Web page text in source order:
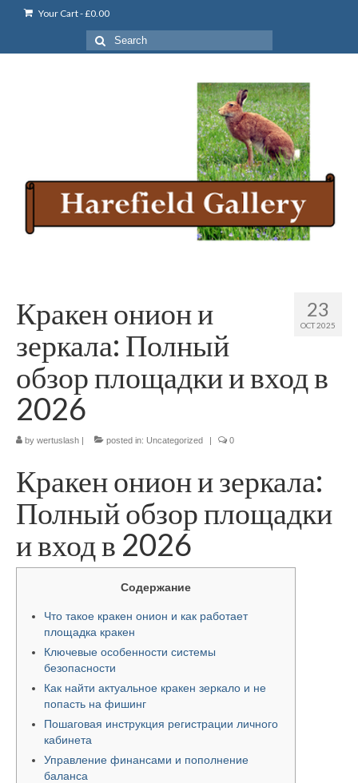
Your Cart-£0.00
Search
for:
23
OCT 2025
Кракен онион и
зеркала: Полный
обзор площадки и вход в
2026
by wertuslash posted in: Uncategorized 0
Кракен онион и зеркала:
Полный обзор площадки
и вход в 2026
Содержание
Что такое кракен онион и как работает
площадка кракен
Ключевые особенности системы
безопасности
Как найти актуальное кракен зеркало и не
попасть на фишинг
Пошаговая инструкция регистрации личного
кабинета
Управление финансами и пополнение
баланса